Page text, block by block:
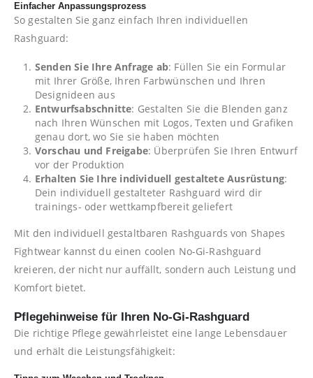
Einfacher Anpassungsprozess
So gestalten Sie ganz einfach Ihren individuellen
Rashguard:
Senden Sie Ihre Anfrage ab: Füllen Sie ein Formular
mit Ihrer Größe, Ihren Farbwünschen und Ihren
Designideen aus
Entwurfsabschnitte: Gestalten Sie die Blenden ganz
nach Ihren Wünschen mit Logos, Texten und Grafiken
genau dort, wo Sie sie haben möchten
Vorschau und Freigabe: Überprüfen Sie Ihren Entwurf
vor der Produktion
Erhalten Sie Ihre individuell gestaltete Ausrüstung:
Dein individuell gestalteter Rashguard wird dir
trainings- oder wettkampfbereit geliefert
Mit den individuell gestaltbaren Rashguards von Shapes
Fightwear kannst du einen coolen No-Gi-Rashguard
kreieren, der nicht nur auffällt, sondern auch Leistung und
Komfort bietet.
Pflegehinweise für Ihren No-Gi-Rashguard
Die richtige Pflege gewährleistet eine lange Lebensdauer
und erhält die Leistungsfähigkeit: